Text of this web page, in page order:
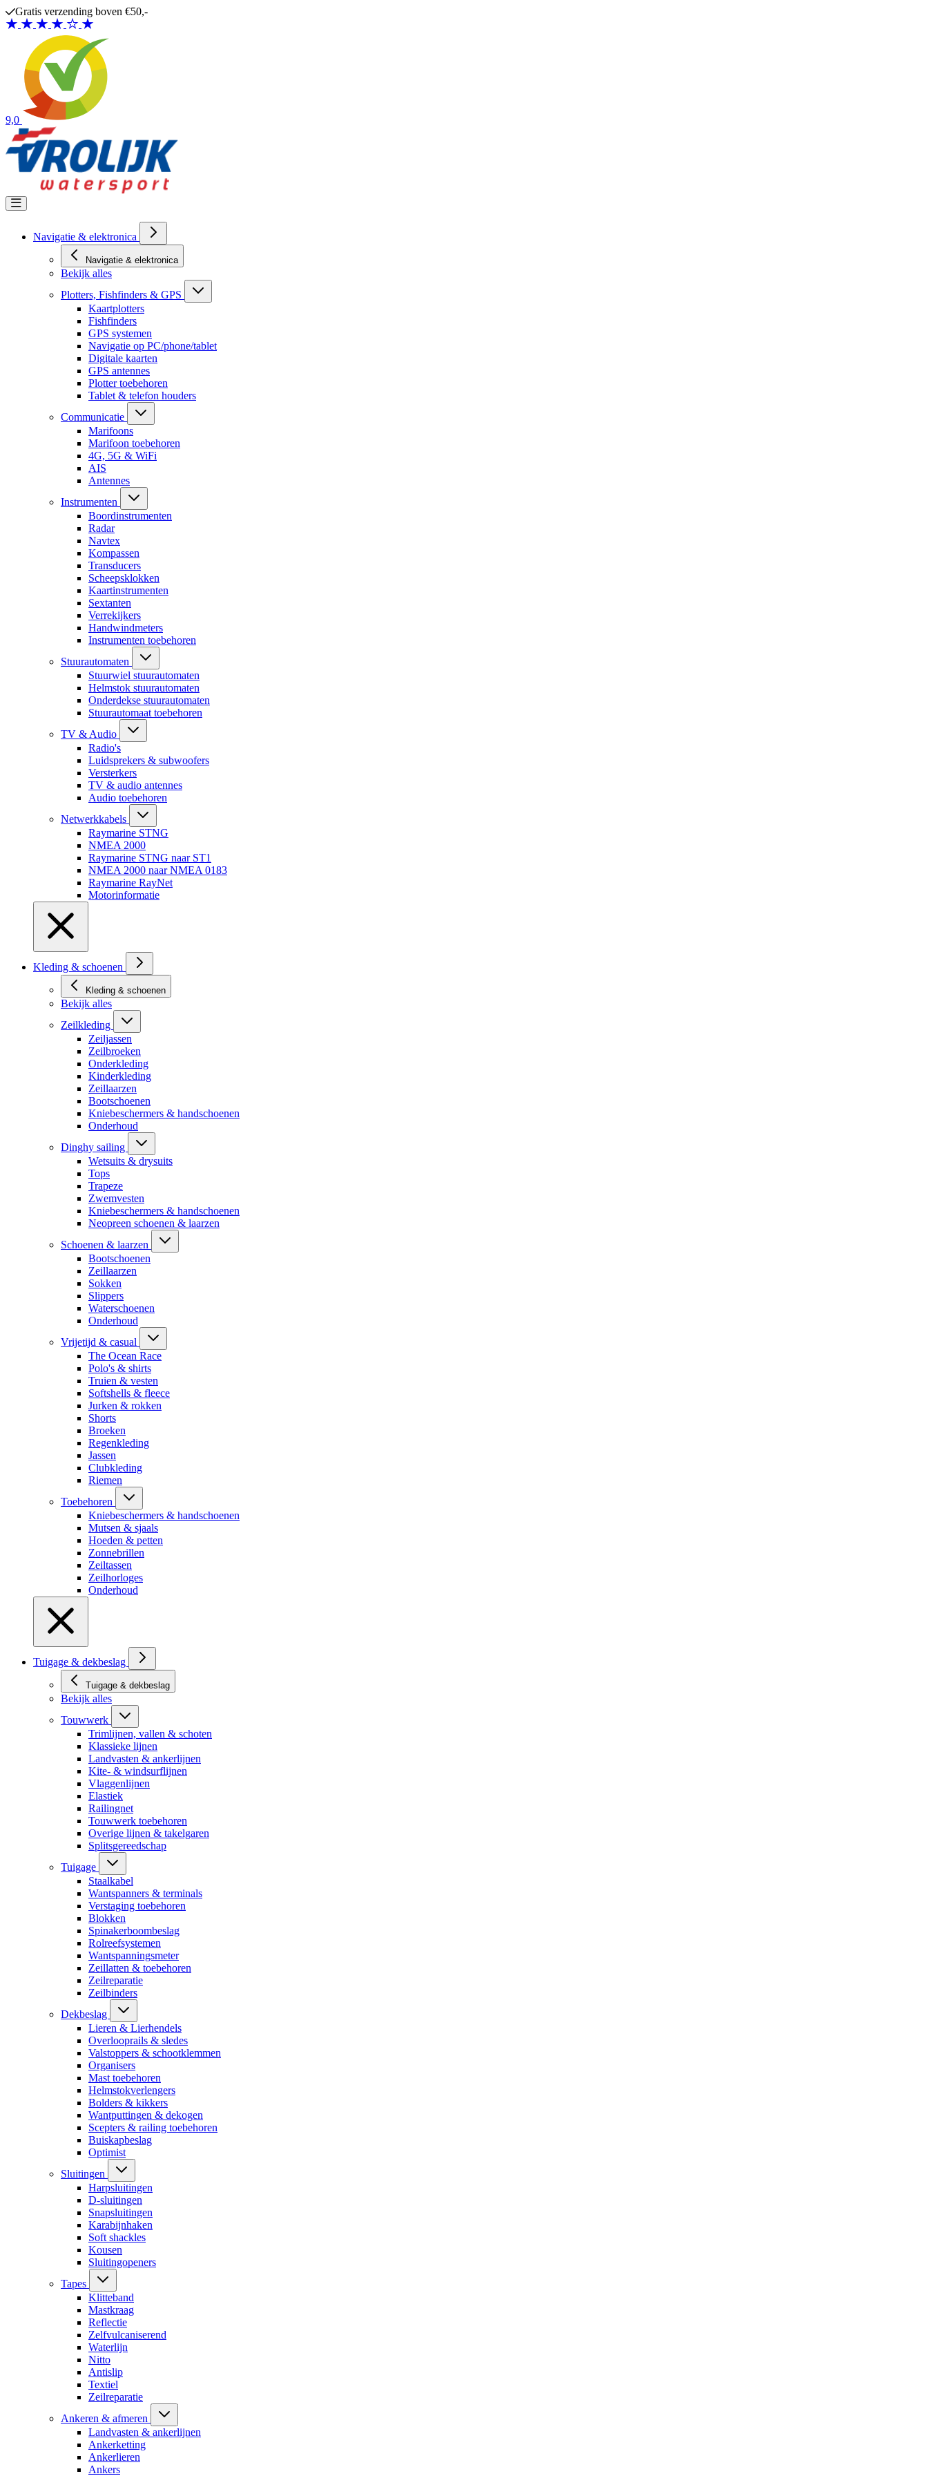
Ga naar de inhoud
Gratis verzending boven €50,-
9,0
Navigatie & elektronica
Navigatie & elektronica
Bekijk alles
Plotters, Fishfinders & GPS
Kaartplotters
Fishfinders
GPS systemen
Navigatie op PC/phone/tablet
Digitale kaarten
GPS antennes
Plotter toebehoren
Tablet & telefon houders
Communicatie
Marifoons
Marifoon toebehoren
4G, 5G & WiFi
AIS
Antennes
Instrumenten
Boordinstrumenten
Radar
Navtex
Kompassen
Transducers
Scheepsklokken
Kaartinstrumenten
Sextanten
Verrekijkers
Handwindmeters
Instrumenten toebehoren
Stuurautomaten
Stuurwiel stuurautomaten
Helmstok stuurautomaten
Onderdekse stuurautomaten
Stuurautomaat toebehoren
TV & Audio
Radio's
Luidsprekers & subwoofers
Versterkers
TV & audio antennes
Audio toebehoren
Netwerkkabels
Raymarine STNG
NMEA 2000
Raymarine STNG naar ST1
NMEA 2000 naar NMEA 0183
Raymarine RayNet
Motorinformatie
Kleding & schoenen
Kleding & schoenen
Bekijk alles
Zeilkleding
Zeiljassen
Zeilbroeken
Onderkleding
Kinderkleding
Zeillaarzen
Bootschoenen
Kniebeschermers & handschoenen
Onderhoud
Dinghy sailing
Wetsuits & drysuits
Tops
Trapeze
Zwemvesten
Kniebeschermers & handschoenen
Neopreen schoenen & laarzen
Schoenen & laarzen
Bootschoenen
Zeillaarzen
Sokken
Slippers
Waterschoenen
Onderhoud
Vrijetijd & casual
The Ocean Race
Polo's & shirts
Truien & vesten
Softshells & fleece
Jurken & rokken
Shorts
Broeken
Regenkleding
Jassen
Clubkleding
Riemen
Toebehoren
Kniebeschermers & handschoenen
Mutsen & sjaals
Hoeden & petten
Zonnebrillen
Zeiltassen
Zeilhorloges
Onderhoud
Tuigage & dekbeslag
Tuigage & dekbeslag
Bekijk alles
Touwwerk
Trimlijnen, vallen & schoten
Klassieke lijnen
Landvasten & ankerlijnen
Kite- & windsurflijnen
Vlaggenlijnen
Elastiek
Railingnet
Touwwerk toebehoren
Overige lijnen & takelgaren
Splitsgereedschap
Tuigage
Staalkabel
Wantspanners & terminals
Verstaging toebehoren
Blokken
Spinakerboombeslag
Rolreefsystemen
Wantspanningsmeter
Zeillatten & toebehoren
Zeilreparatie
Zeilbinders
Dekbeslag
Lieren & Lierhendels
Overlooprails & sledes
Valstoppers & schootklemmen
Organisers
Mast toebehoren
Helmstokverlengers
Bolders & kikkers
Wantputtingen & dekogen
Scepters & railing toebehoren
Buiskapbeslag
Optimist
Sluitingen
Harpsluitingen
D-sluitingen
Snapsluitingen
Karabijnhaken
Soft shackles
Kousen
Sluitingopeners
Tapes
Klitteband
Mastkraag
Reflectie
Zelfvulcaniserend
Waterlijn
Nitto
Antislip
Textiel
Zeilreparatie
Ankeren & afmeren
Landvasten & ankerlijnen
Ankerketting
Ankerlieren
Ankers